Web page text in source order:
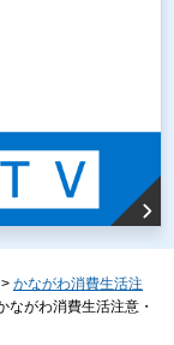
> かながわ消費生活注
ながわ消費生活注意・